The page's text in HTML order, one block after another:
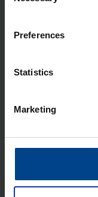
Preferences
Statistics
Marketing